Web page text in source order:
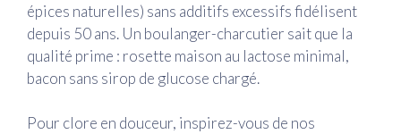
épices naturelles) sans additifs excessifs fidélisent
depuis 50 ans. Un boulanger-charcutier sait que la
qualité prime : rosette maison au lactose minimal,
bacon sans sirop de glucose chargé.
Pour clore en douceur, inspirez-vous de nos